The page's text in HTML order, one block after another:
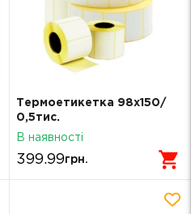
Термоетикетка 98х150/
0,5тис.
В наявності
399.99грн.